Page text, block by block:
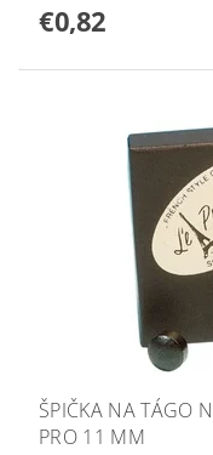
€0,82
ŠPIČKA NA TÁGO
PRO 11 MM